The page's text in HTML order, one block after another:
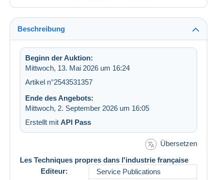
Beschreibung
Beginn der Auktion:
Mittwoch, 13. Mai 2026 um 16:24
Artikel n°2543531357
Ende des Angebots:
Mittwoch, 2. September 2026 um 16:05
Erstellt mit API Pass
Übersetzen
Les Techniques propres dans l'industrie française
Editeur:
Service Publications